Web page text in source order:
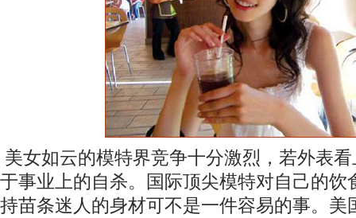
美女如云的模特界竞争十分激烈，若外表
于事业上的自杀。国际顶尖模特对自己的饮
持苗条迷人的身材可不是一件容易的事。美